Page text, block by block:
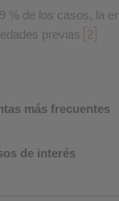
% de los casos, la
previas 2
más frecuentes
de interés